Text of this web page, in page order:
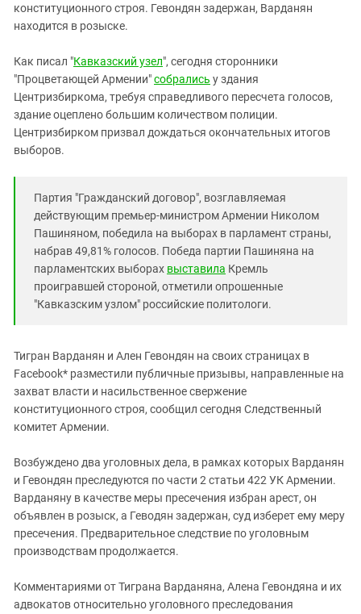
Ставропольский край
Южная Осетия
Южный Кавказ
ЮФО
конституционного строя. Гевондян задержан, Варданян
находится в розыске.
Как писал "Кавказский узел", сегодня сторонники
"Процветающей Армении"собрались у здания
Центризбиркома, требуя справедливого пересчета голосов,
здание оцеплено большим количеством полиции.
Центризбирком призвал дождаться окончательных итогов
выборов.
Партия "Гражданский договор", возглавляемая
действующим премьер-министром Армении Николом
Пашиняном, победила на выборах в парламент страны,
набрав 49,81% голосов. Победа партии Пашиняна на
парламентских выборах выставила Кремль
проигравшей стороной, отметили опрошенные
"Кавказским узлом" российские политологи.
Тигран Варданян и Ален Гевондян на своих страницах в
Facebook* разместили публичные призывы, направленные на
захват власти и насильственное свержение
конституционного строя, сообщил сегодня Следственный
комитет Армении.
Возбуждено два уголовных дела, в рамках которых Варданян
и Гевондян преследуются по части 2 статьи 422 УК Армении.
Варданяну в качестве меры пресечения избран арест, он
объявлен в розыск, а Геводян задержан, суд изберет ему меру
пресечения. Предварительное следствие по уголовным
производствам продолжается.
Комментариями от Тиграна Варданяна, Алена Гевондяна и их
адвокатов относительно уголовного преследования